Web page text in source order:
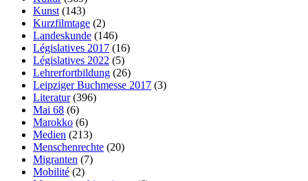
Kunst (143)
Kurzfilmtage (2)
Landeskunde (146)
Législatives 2017 (16)
Législatives 2022 (5)
Lehrerfortbildung (26)
Leipziger Buchmesse 2017 (3)
Literatur(396)
Mai 68 (6)
Marokko (6)
Medien (213)
Menschenrechte (20)
Migranten (7)
Mobilité (2)